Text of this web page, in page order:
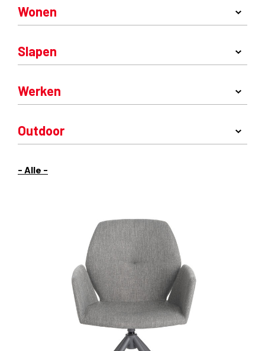
- Alle -
Wonen
Slapen
Werken
Outdoor